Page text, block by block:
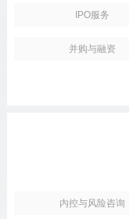
IPO服务
并购与融资
内控与风险咨询